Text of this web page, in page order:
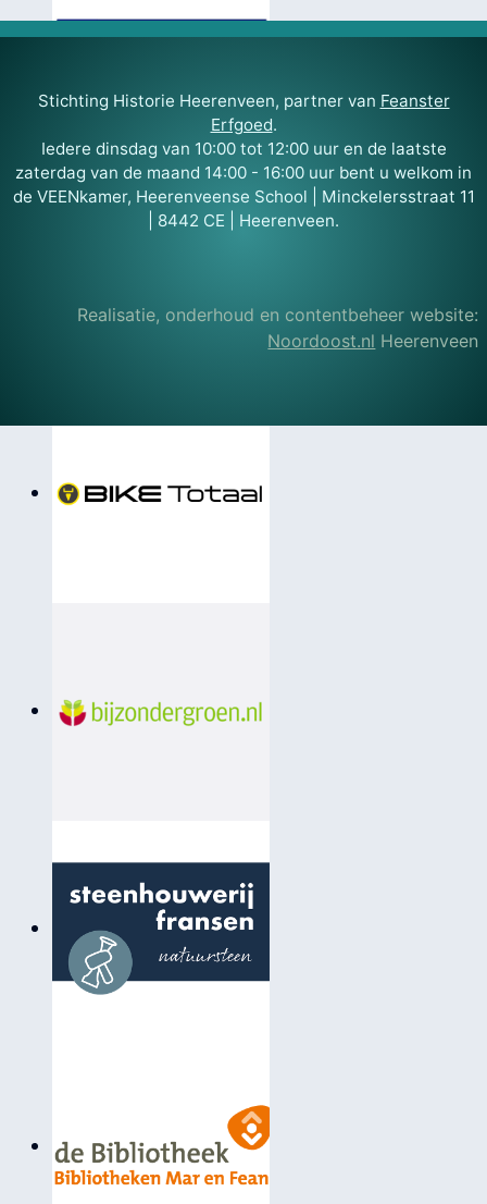
Stichting Historie Heerenveen, partner van Feanster
Erfgoed.
Iedere dinsdag van 10:00 tot 12:00 uur en de laatste
zaterdag van de maand 14:00 - 16:00 uur bent u welkom in
de VEENkamer, Heerenveense School | Minckelersstraat 11
| 8442 CE | Heerenveen.
Realisatie, onderhoud en contentbeheer website:
Noordoost.nl Heerenveen